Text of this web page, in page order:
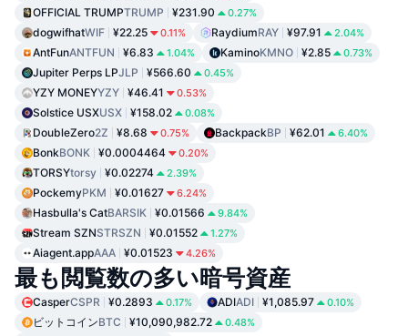
OFFICIAL TRUMPTRUMP ¥231.90 0.27%
dogwifhatWIF ¥22.25 0.11% RaydiumRAY ¥97.91 2.04%
AntFunANTFUN ¥6.83 1.04% KaminoKMNO ¥2.85 0.73%
Jupiter Perps LPJLP ¥566.60 0.45%
YZY MONEYYZY ¥46.41 0.53%
Solstice USXUSX ¥158.02 0.08%
DoubleZero2Z ¥8.68 0.75% BackpackBP ¥62.01 6.40%
BonkBONK ¥0.0004464 0.20%
TORSYtorsy ¥0.02274 2.39%
PockemyPKM ¥0.01627 6.24%
Hasbulla's CatBARSIK ¥0.01566 9.84%
Stream SZNSTRSZN ¥0.01552 1.27%
Aiagent.appAAA ¥0.01523 4.26%
最も閲覧数の多い暗号資産
CasperCSPR ¥0.2893 0.17% ADIADI ¥1,085.97 0.10%
ビットコインBTC ¥10,090,982.72 0.48%